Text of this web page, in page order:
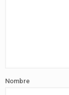
Nombre